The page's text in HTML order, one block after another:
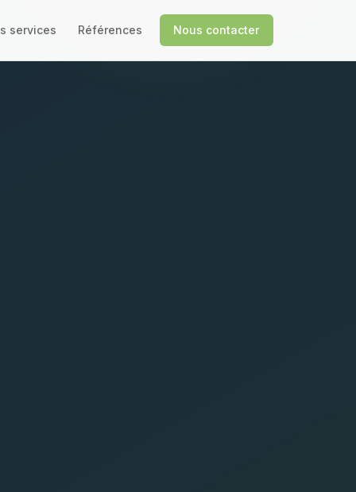
services Références Nous contacter